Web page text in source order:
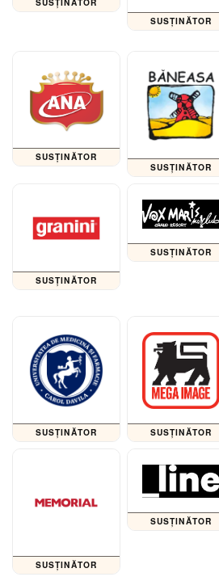
SUSȚINĂTOR
SUSȚINĂTOR
SUSȚINĂTOR
SUSȚINĂTOR
SUSȚINĂTOR
SUSȚINĂTOR
SUSȚINĂTOR SUSȚINĂTOR
SUSȚINĂTOR
SUSȚINĂTOR